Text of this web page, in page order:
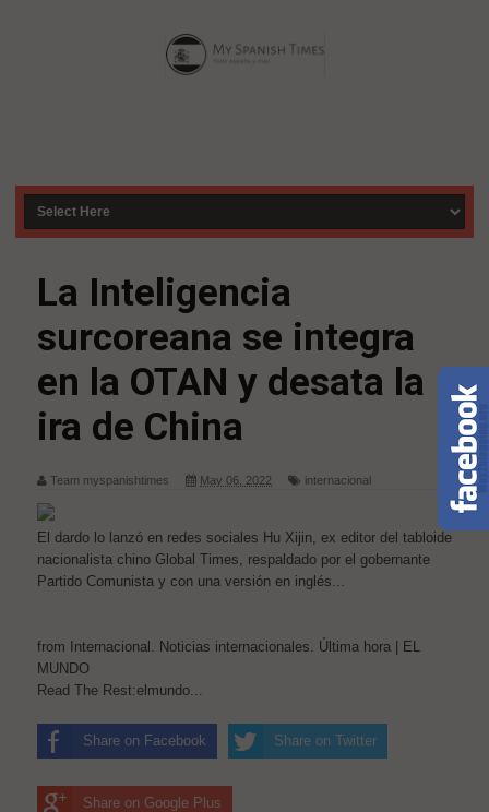
La Inteligencia
surcoreana se integra
en la OTAN y desata la
ira de China
Team myspanishtimes May 06, 2022 internacional
El dardo lo lanzó en redes sociales Hu Xijin, ex editor del tabloide
nacionalista chino Global Times, respaldado por el gobernante
Partido Comunista y con una versión en inglés...
from Internacional. Noticias internacionales. Última hora | EL
MUNDO
Read The Rest:elmundo...
Share on Facebook Share on Twitter
Share on Google Plus